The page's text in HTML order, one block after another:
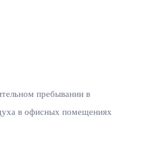
пребывании в
в офисных помещениях